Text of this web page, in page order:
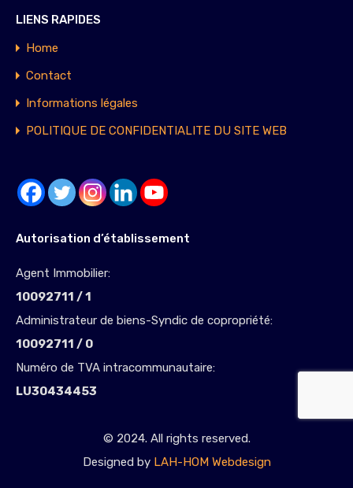
LIENS RAPIDES
Home
Contact
Informations légales
POLITIQUE DE CONFIDENTIALITE DU SITE WEB
Autorisation d’établissement
Agent Immobilier:
10092711 / 1
Administrateur de biens-Syndic de copropriété:
10092711 / 0
Numéro de TVA intracommunautaire:
LU30434453
© 2024. All rights reserved.
Designed by LAH-HOM Webdesign